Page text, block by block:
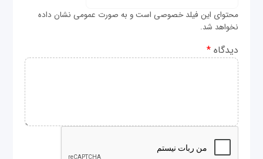
محتوای این فیلد خصوصی است و به صورت عمومی نشان داده
نخواهد شد.
دیدگاه*